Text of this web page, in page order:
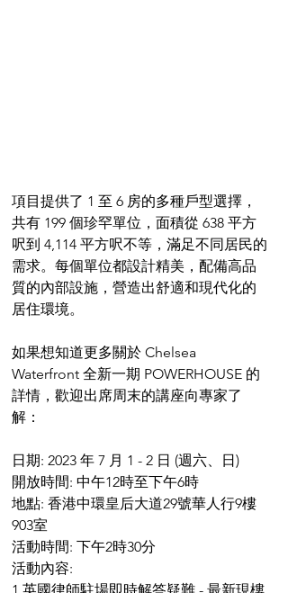
項目提供了 1 至 6 房的多種戶型選擇，
共有 199 個珍罕單位，面積從 638 平方
呎到 4,114 平方呎不等，滿足不同居民的
需求。每個單位都設計精美，配備高品
質的內部設施，營造出舒適和現代化的
居住環境。
如果想知道更多關於 Chelsea
Waterfront 全新一期 POWERHOUSE 的
詳情，歡迎出席周末的講座向專家了
解：
日期: 2023 年 7 月 1 - 2 日 (週六、日)
開放時間: 中午12時至下午6時
地點:	香港中環皇后大道29號華人行9樓
903室
活動時間: 下午2時30分
活動內容: